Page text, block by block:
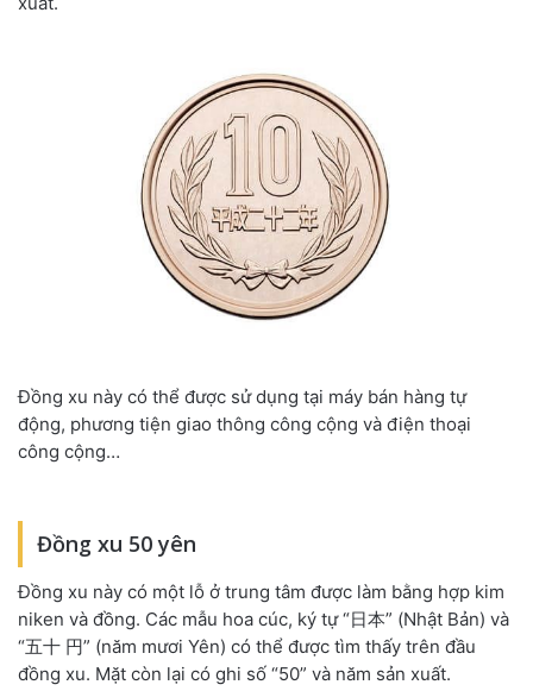
Đồng xu này có thể được sử dụng tại máy bán hàng tự
động, phương tiện giao thông công cộng và điện thoại
công cộng…
Đồng xu 50 yên
Đồng xu này có một lỗ ở trung tâm được làm bằng hợp kim
niken và đồng. Các mẫu hoa cúc, ký tự “日本” (Nhật Bản) và
“五十 円” (năm mươi Yên) có thể được tìm thấy trên đầu
đồng xu. Mặt còn lại có ghi số “50” và năm sản xuất.